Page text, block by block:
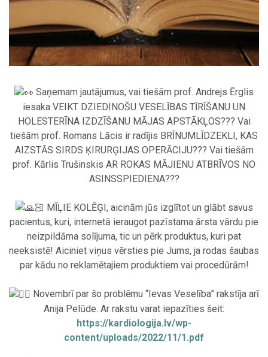
Saņemam jautājumus, vai tiešām prof. Andrejs Ērglis
iesaka VEIKT DZIEDINOŠU VESELĪBAS TĪRĪŠANU UN
HOLESTERĪNA IZDZĪŠANU MĀJAS APSTĀKĻOS??? Vai
tiešām prof. Romans Lācis ir radījis BRĪNUMLĪDZEKLI, KAS
AIZSTĀS SIRDS ĶIRURĢIJAS OPERĀCIJU??? Vai tiešām
prof. Kārlis Trušinskis AR ROKAS MĀJIENU ATBRĪVOS NO
ASINSSPIEDIENA???
MĪĻIE KOLĒĢI, aicinām jūs izglītot un glābt savus
pacientus, kuri, internetā ieraugot pazīstama ārsta vārdu pie
neizpildāma solījuma, tic un pērk produktus, kuri pat
neeksistē! Aiciniet viņus vērsties pie Jums, ja rodas šaubas
par kādu no reklamētajiem produktiem vai procedūrām!
Novembrī par šo problēmu “Ievas Veselība” rakstīja arī
Anija Pelūde. Ar rakstu varat iepazīties šeit:
https://kardiologija.lv/wp-
content/uploads/2022/11/1.pdf